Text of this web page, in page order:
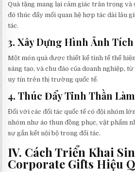
Quà tặng mang lại cảm giác trân trọng và
đó thúc đẩy mối quan hệ hợp tác dài lâu
tác.
3.Xây Dựng Hình Ảnh Tích
Một món quà được thiết kế tinh tế thể
sáng tạo, và chu đáo của doanh nghiệp,
uy tín trên thị trường quốc tế.
4.Thúc Đẩy Tinh Thần
Đối với các đối tác quốc tế có đội nhóm
nhóm như áo thun đồng phục, vật phẩm
sự gắn kết nội bộ trong đối tác.
IV. Cách Triển Khai
Corporate Gifts Hiệu